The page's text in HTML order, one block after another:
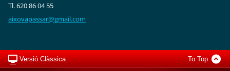
Tl. 620 86 04 55
aixovapassar@gmail.com
Versió Clàssica To Top